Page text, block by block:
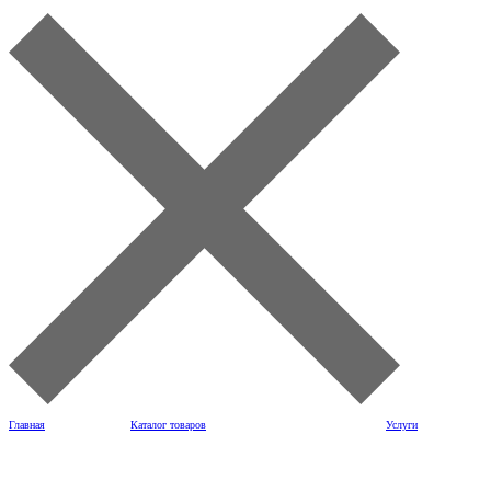
Главная Каталог товаров Услуги